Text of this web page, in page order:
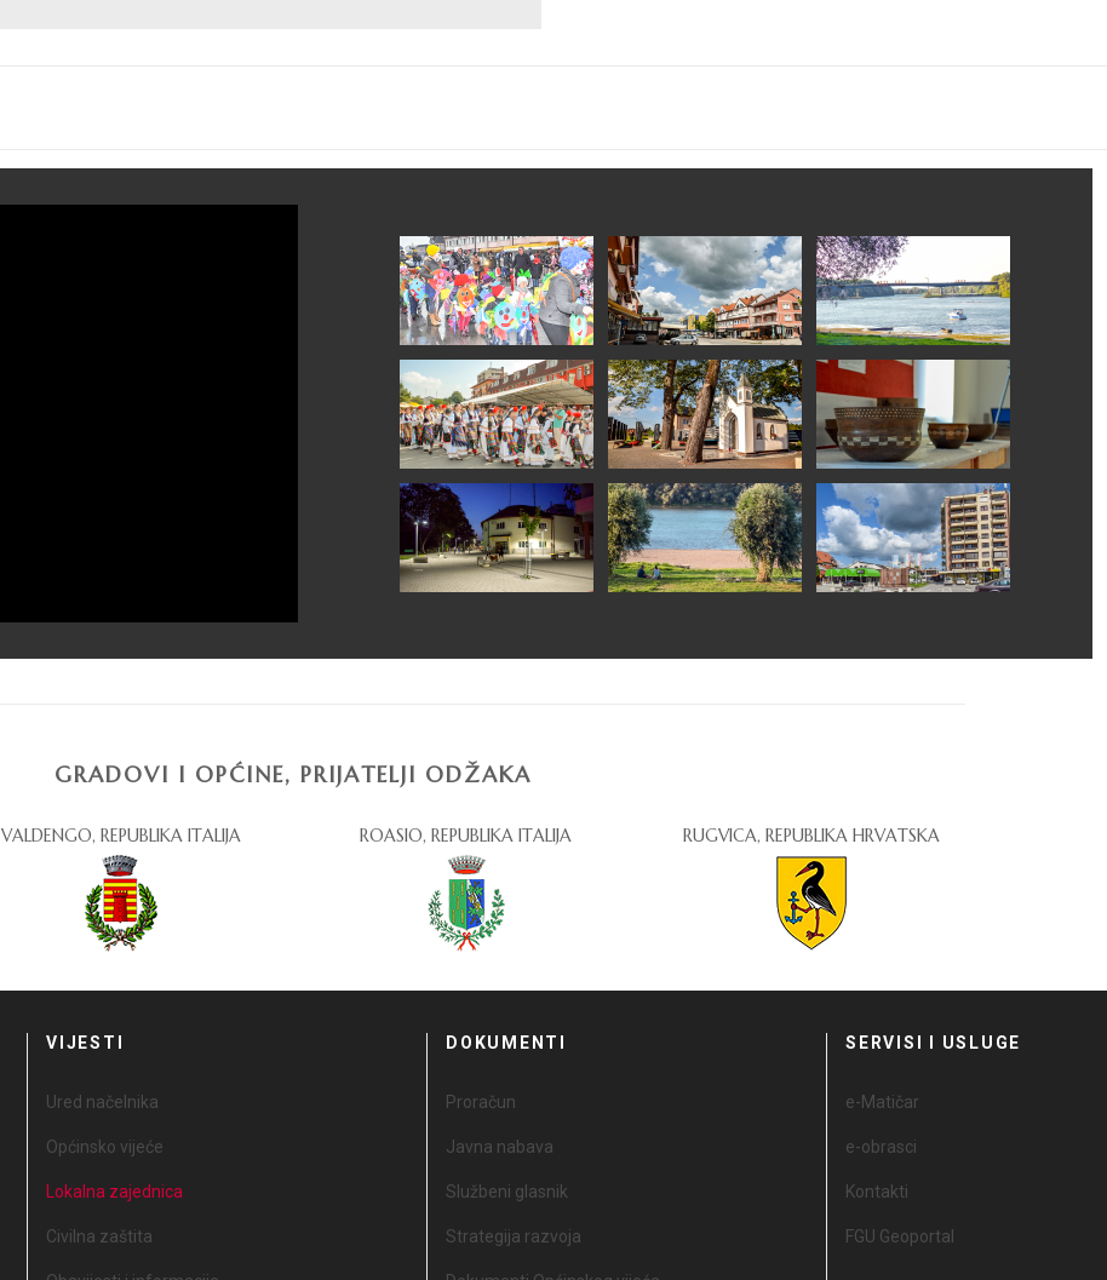
GRADOVI I OPĆINE, PRIJATELJI ODŽAKA
VALDENGO, REPUBLIKA ITALIJA ROASIO, REPUBLIKA ITALIJA RUGVICA, REPUBLIKA HRVATSKA
VIJESTI
Ured načelnika
Općinsko vijeće
Lokalna zajednica
Civilna zaštita
DOKUMENTI
Proračun
Javna nabava
Službeni glasnik
Strategija razvoja
SERVISI I USLUGE
e-Matičar
e-obrasci
Kontakti
FGU Geoportal